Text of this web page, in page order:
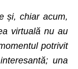
și, chiar acum,
virtuală nu au
potrivit
una